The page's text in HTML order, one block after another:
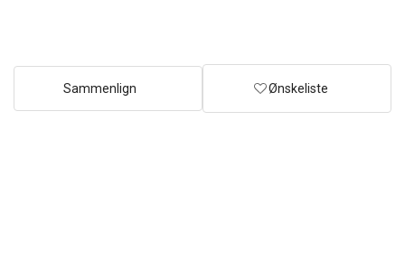
Sammenlign Ønskeliste